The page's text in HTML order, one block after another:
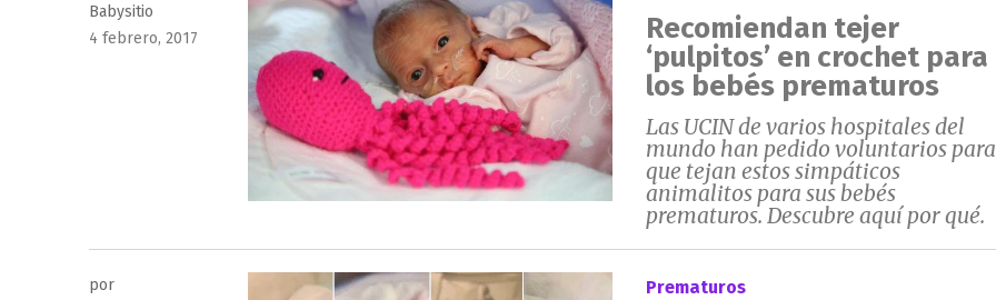
Babysitio
Publicado
4 febrero, 2017
Recomiendan tejer
‘pulpitos’ en crochet para
los bebés prematuros
Las UCIN de varios hospitales del
mundo han pedido voluntarios para
que tejan estos simpáticos
animalitos para sus bebés
prematuros. Descubre aquí por qué.
por
Prematuros